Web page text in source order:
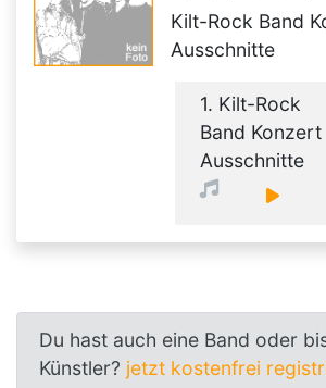
Kilt-Rock Band
Ausschnitte
1. Kilt-Rock
Band Konzert
Ausschnitte
Du hast auch eine Band oder
Künstler? jetzt kostenfrei